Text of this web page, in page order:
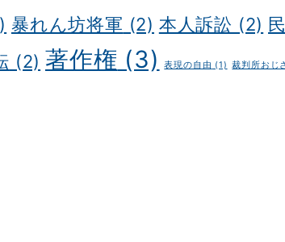
暴れん坊将軍 (2) 本人訴訟 (2)
(2) 著作権 (3) 表現の自由 (1) 裁判所おじ